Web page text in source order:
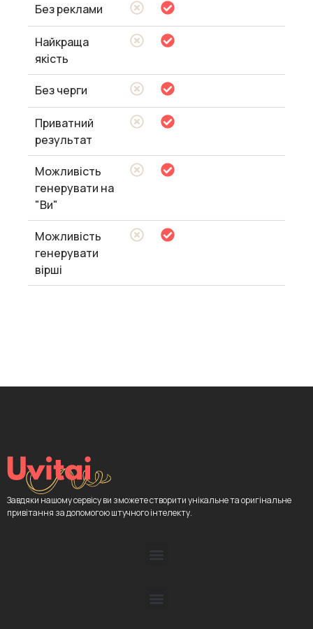
Без реклами
Найкраща
якість
Без черги
Приватний
результат
Можливість
генерувати на
"Ви"
Можливість
генерувати
вірші
Завдяки нашому сервісу ви зможете створити унікальне та оригінальне
привітання за допомогою штучного інтелекту.